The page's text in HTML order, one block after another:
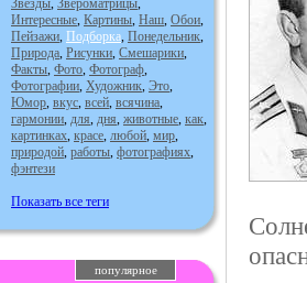
Звезды, Звероматрицы,
Интересные, Картины, Наш, Обои,
Пейзажи, Подборка, Понедельник,
Природа, Рисунки, Смешарики,
Факты, Фото, Фотограф,
Фотографии, Художник, Это,
Юмор, вкус, всей, всячина,
гармонии, для, дня, животные, как,
картинках, красе, любой, мир,
природой, работы, фотографиях,
фэнтези
Показать все теги
популярное